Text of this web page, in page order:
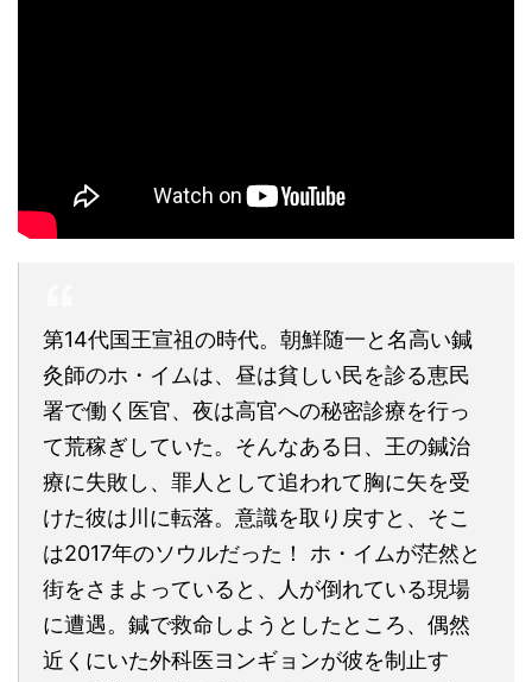
第14代国王宣祖の時代。朝鮮随一と名高い鍼
灸師のホ・イムは、昼は貧しい民を診る恵民
署で働く医官、夜は高官への秘密診療を行っ
て荒稼ぎしていた。そんなある日、王の鍼治
療に失敗し、罪人として追われて胸に矢を受
けた彼は川に転落。意識を取り戻すと、そこ
は2017年のソウルだった！ ホ・イムが茫然と
街をさまよっていると、人が倒れている現場
に遭遇。鍼で救命しようとしたところ、偶然
近くにいた外科医ヨンギョンが彼を制止す